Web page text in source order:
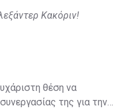
Κακόριν!
θέση να
της για την